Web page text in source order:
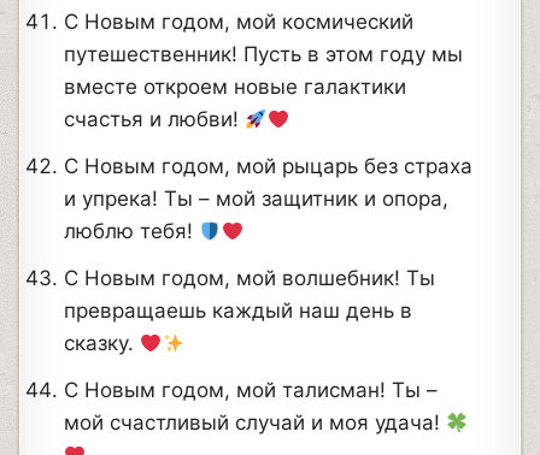
С Новым годом, мой космический
путешественник! Пусть в этом году мы
вместе откроем новые галактики
счастья и любви!
С Новым годом, мой рыцарь без страха
и упрека! Ты – мой защитник и опора,
люблю тебя!
С Новым годом, мой волшебник! Ты
превращаешь каждый наш день в
сказку.
С Новым годом, мой талисман! Ты –
мой счастливый случай и моя удача!